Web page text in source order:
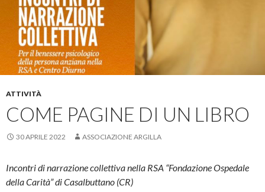
ATTIVITÀ
COME PAGINE DI UN LIBRO
30 APRILE 2022 ASSOCIAZIONE ARGILLA
Incontri di narrazione collettiva nella RSA “Fondazione Ospedale
della Carità” di Casalbuttano (CR)